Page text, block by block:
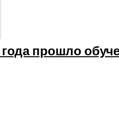
года прошло